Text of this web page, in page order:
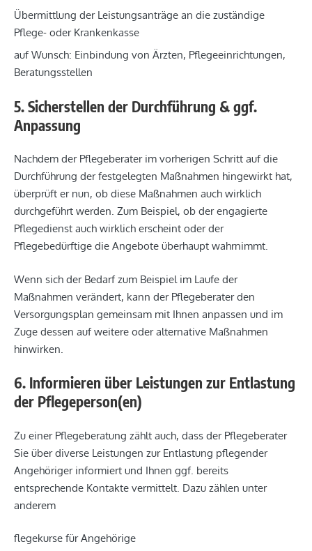
Übermittlung der Leistungsanträge an die zuständige
Pflege- oder Krankenkasse
auf Wunsch: Einbindung von Ärzten, Pflegeeinrichtungen,
Beratungsstellen
5. Sicherstellen der Durchführung & ggf.
Anpassung
Nachdem der Pflegeberater im vorherigen Schritt auf die
Durchführung der festgelegten Maßnahmen hingewirkt hat,
überprüft er nun, ob diese Maßnahmen auch wirklich
durchgeführt werden. Zum Beispiel, ob der engagierte
Pflegedienst auch wirklich erscheint oder der
Pflegebedürftige die Angebote überhaupt wahrnimmt.
Wenn sich der Bedarf zum Beispiel im Laufe der
Maßnahmen verändert, kann der Pflegeberater den
Versorgungsplan gemeinsam mit Ihnen anpassen und im
Zuge dessen auf weitere oder alternative Maßnahmen
hinwirken.
6. Informieren über Leistungen zur Entlastung
der Pflegeperson(en)
Zu einer Pflegeberatung zählt auch, dass der Pflegeberater
Sie über diverse Leistungen zur Entlastung pflegender
Angehöriger informiert und Ihnen ggf. bereits
entsprechende Kontakte vermittelt. Dazu zählen unter
anderem
flegekurse für Angehörige